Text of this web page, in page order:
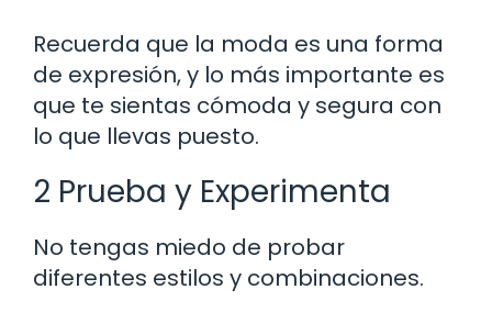
Recuerda que la moda es una forma
de expresión, y lo más importante es
que te sientas cómoda y segura con
lo que llevas puesto.
2 Prueba y Experimenta
No tengas miedo de probar
diferentes estilos y combinaciones.